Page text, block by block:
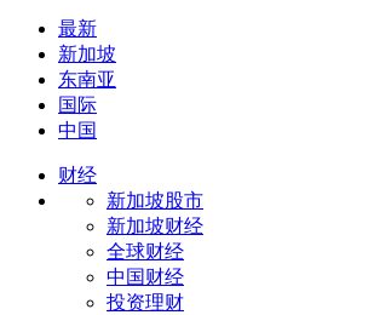
最新
新加坡
东南亚
国际
中国
财经
新加坡股市
新加坡财经
全球财经
中国财经
投资理财